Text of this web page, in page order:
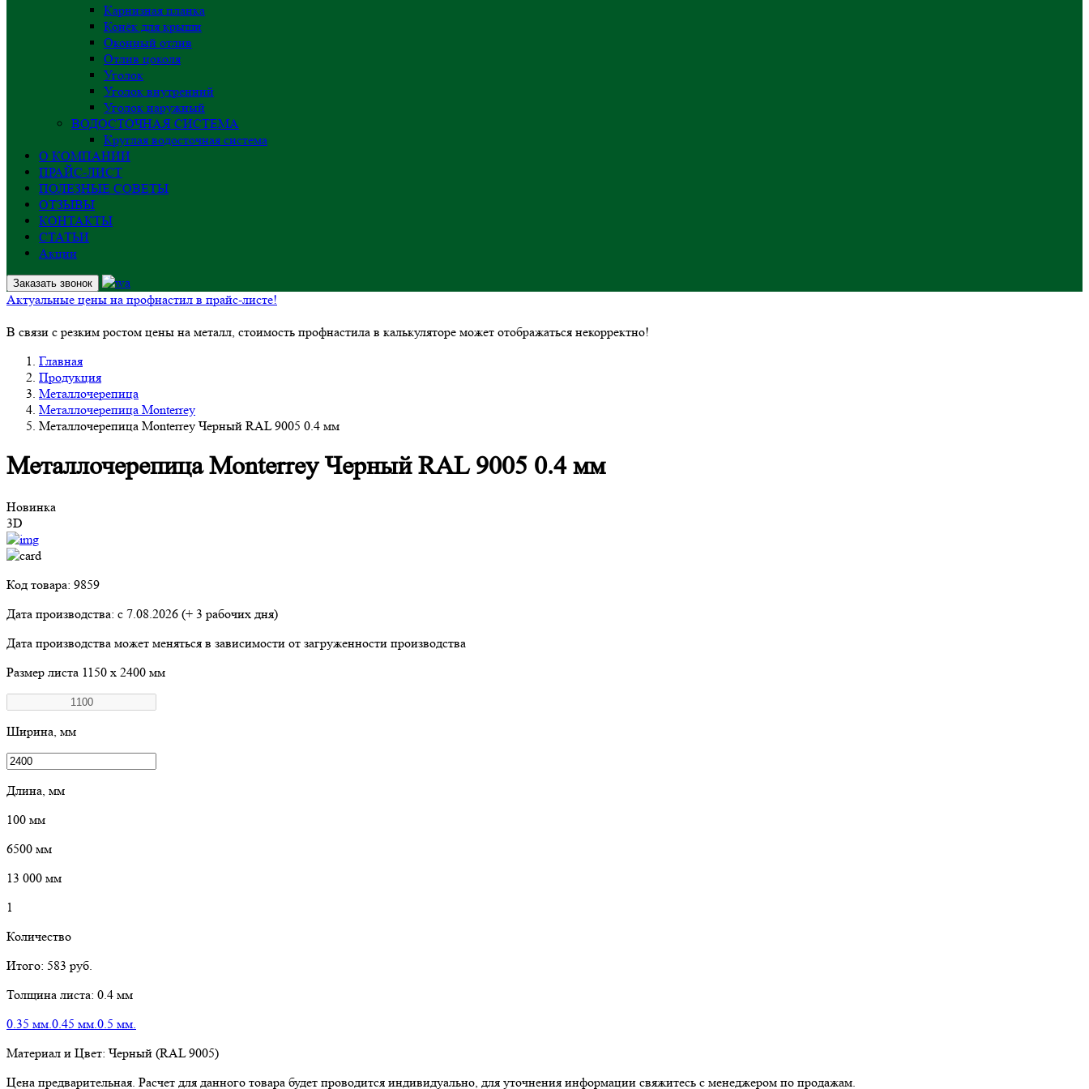
Карнизная планка
Конёк для крыши
Оконный отлив
Отлив цоколя
Уголок
Уголок внутренний
Уголок наружный
ВОДОСТОЧНАЯ СИСТЕМА
Круглая водосточная система
О КОМПАНИИ
ПРАЙС-ЛИСТ
ПОЛЕЗНЫЕ СОВЕТЫ
ОТЗЫВЫ
КОНТАКТЫ
СТАТЬИ
Акции
Заказать звонок
Актуальные цены на профнастил в прайс-листе!
В связи с резким ростом цены на металл, стоимость профнастила в калькуляторе может отображаться некорректно!
Главная
Продукция
Металлочерепица
Металлочерепица Monterrey
Металлочерепица Monterrey Черный RAL 9005 0.4 мм
Металлочерепица Monterrey Черный RAL 9005 0.4 мм
Новинка
3D
Код товара: 9859
Дата производства: с 7.08.2026 (+ 3 рабочих дня)
Дата производства может меняться в зависимости от загруженности производства
Размер листа 1150 х 2400 мм
Ширина, мм
Длина, мм
100 мм
6500 мм
13 000 мм
1
Количество
Итого: 583 руб.
Толщина листа: 0.4 мм
0.35 мм. 0.45 мм. 0.5 мм.
Материал и Цвет: Черный (RAL 9005)
Цена предварительная. Расчет для данного товара будет проводится индивидуально, для уточнения информации свяжитесь с менеджером по продажам.